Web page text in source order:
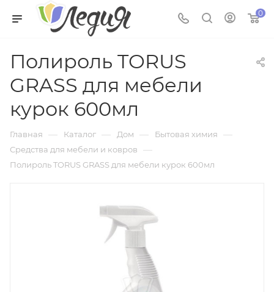
0
Полироль TORUS
GRASS для мебели
курок 600мл
Главная — Каталог — Дом — Бытовая химия —
Средства для мебели и ковров —
Полироль TORUS GRASS для мебели курок 600мл